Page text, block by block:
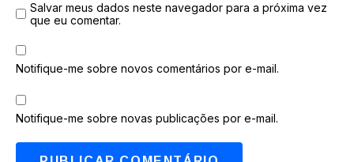
Salvar meus dados neste navegador para a próxima vez
que eu comentar.
Notifique-me sobre novos comentários por e-mail.
Notifique-me sobre novas publicações por e-mail.